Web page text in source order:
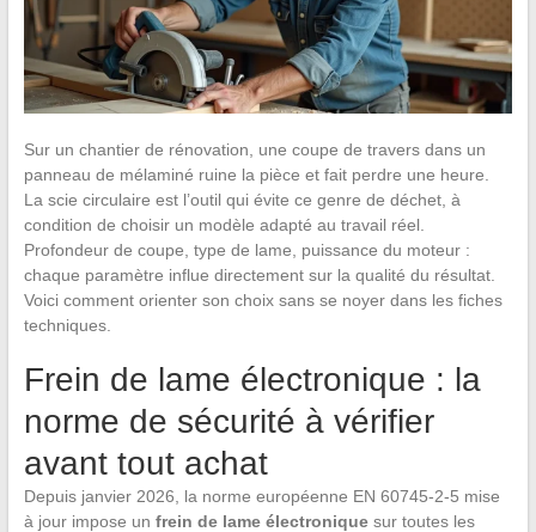
Sur un chantier de rénovation, une coupe de travers dans un
panneau de mélaminé ruine la pièce et fait perdre une heure.
La scie circulaire est l’outil qui évite ce genre de déchet, à
condition de choisir un modèle adapté au travail réel.
Profondeur de coupe, type de lame, puissance du moteur :
chaque paramètre influe directement sur la qualité du résultat.
Voici comment orienter son choix sans se noyer dans les fiches
techniques.
Frein de lame électronique : la
norme de sécurité à vérifier
avant tout achat
Depuis janvier 2026, la norme européenne EN 60745-2-5 mise
à jour impose un frein de lame électroniquesur toutes les